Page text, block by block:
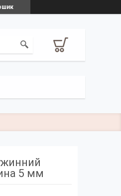
5 мм